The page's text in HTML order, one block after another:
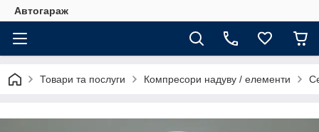
Автогараж
Товари та послуги Компресори надуву / елементи